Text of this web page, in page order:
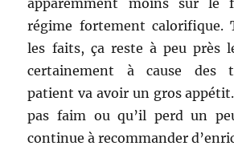
apparemment moins sur le
régime fortement calorifique.
les faits, ça reste à peu près
certainement à cause des
patient va avoir un gros
pas faim ou qu’il perd un
continue à recommander